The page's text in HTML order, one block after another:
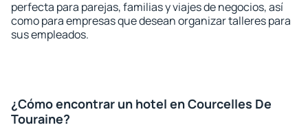
perfecta para parejas, familias y viajes de negocios, así
como para empresas que desean organizar talleres para
sus empleados.
¿Cómo encontrar un hotel en Courcelles De
Touraine?